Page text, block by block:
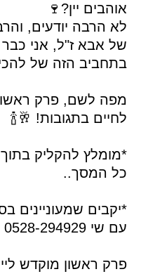
אוהבים יין?🍷
לא הרבה יודעים,
בתחביב הזה של
מפה לשם, פרק
לחיים בתגובות! 🥂🍾
*מומלץ להקליק
כל המסך..
*יקבים שמעוניינים
עם שי 0528-294929
פרק ראשון מוקדש